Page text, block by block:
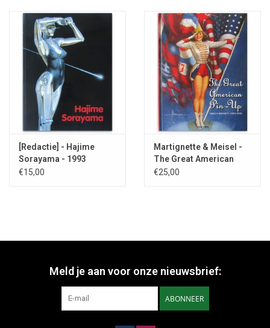
[Redactie] - Hajime
Sorayama - 1993
€15,00
Martignette & Meisel -
The Great American
Pin-up - 2002
€25,00
Meld je aan voor onze nieuwsbrief:
ABONNEER